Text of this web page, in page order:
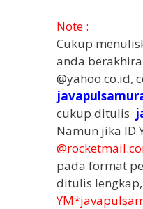
Note :
Cukup
anda
@yahoo.co.id,
cukup ditulis
Namun jika ID
pada format
ditulis